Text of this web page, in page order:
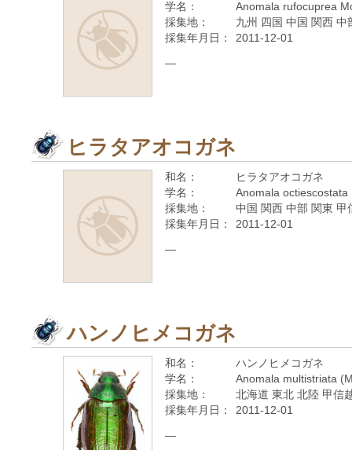
学名：
Anomala rufocuprea
採集地：
九州 四国 中国 関西
採集年月日：
2011-12-01
—
ヒラタアオコガネ
和名：
ヒラタアオコガネ
学名：
Anomala octiescostata
採集地：
中国 関西 中部 関東
採集年月日：
2011-12-01
—
ハンノヒメコガネ
和名：
ハンノヒメコガネ
学名：
Anomala multistriata
採集地：
北海道 東北 北陸 甲信
採集年月日：
2011-12-01
—